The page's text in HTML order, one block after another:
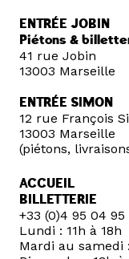
ENTRÉE JOBIN
Piétons &
41 rue Jobin
13003 Marseille
ENTRÉE SIMON
12 rue François
13003 Marseille
(piétons,
ACCUEIL
BILLETTERIE
+33 (0)4 95 04 95
Lundi : 11h à 18h
Mardi au samedi